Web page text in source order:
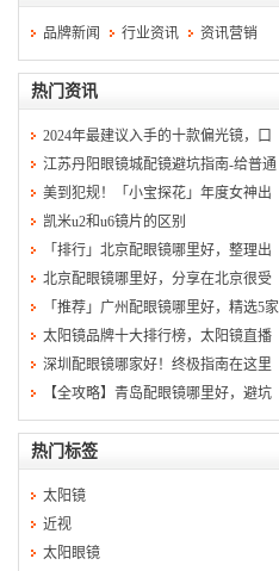
品牌新闻 行业资讯 资讯营销
热门资讯
2024年最建议入手的十款偏光镜，口
江苏丹阳眼镜城配镜避坑指南-给普通
美到犯规！「小宝探花」年度女神出
凯米u2和u6镜片的区别
「排行」北京配眼镜哪里好，整理出
北京配眼镜哪里好，分享在北京很受
「推荐」广州配眼镜哪里好，精选5家
太阳镜品牌十大排行榜，太阳镜直播
深圳配眼镜哪家好！终极指南在这里
【全攻略】青岛配眼镜哪里好，避坑
热门标签
太阳镜
近视
太阳眼镜